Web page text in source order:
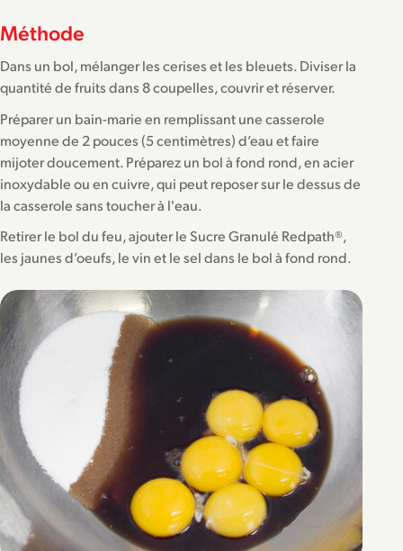
Méthode
Dans un bol, mélanger les cerises et les bleuets. Diviser la
quantité de fruits dans 8 coupelles, couvrir et réserver.
Préparer un bain-marie en remplissant une casserole
moyenne de 2 pouces (5 centimètres) d’eau et faire
mijoter doucement. Préparez un bol à fond rond, en acier
inoxydable ou en cuivre, qui peut reposer sur le dessus de
la casserole sans toucher à l'eau.
Retirer le bol du feu, ajouter le Sucre Granulé Redpath®,
les jaunes d’oeufs, le vin et le sel dans le bol à fond rond.